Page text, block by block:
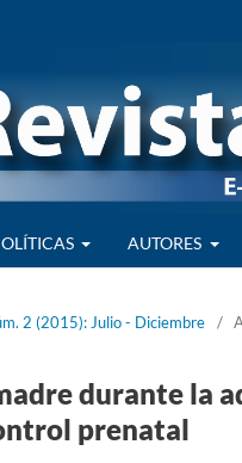
AUTORES
2 (2015): Julio - Diciembre /
durante la
prenatal